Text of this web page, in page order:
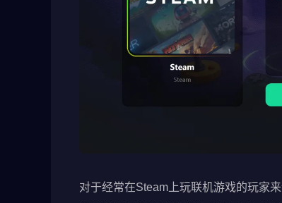
对于经常在Steam上玩联机游戏的玩家